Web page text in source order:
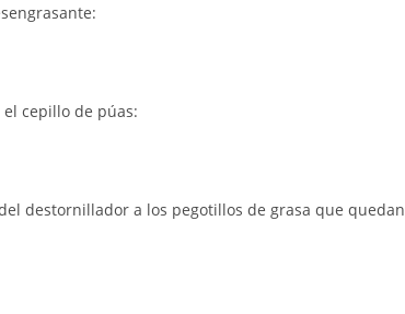
cepillo de púas:
destornillador a los pegotillos de grasa que quedan